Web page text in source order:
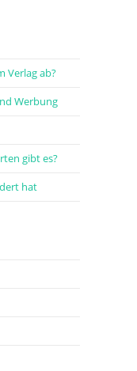
Verlag ab?
Werbung
gibt es?
hat